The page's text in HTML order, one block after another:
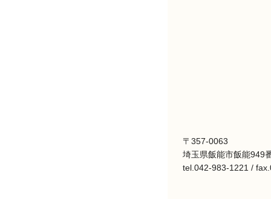
〒357-0063
埼玉県飯能市飯能949
tel.042-983-1221 /